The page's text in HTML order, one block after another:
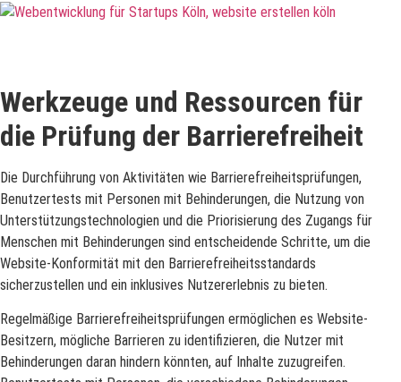
Werkzeuge und Ressourcen für
die Prüfung der Barrierefreiheit
Die Durchführung von Aktivitäten wie Barrierefreiheitsprüfungen,
Benutzertests mit Personen mit Behinderungen, die Nutzung von
Unterstützungstechnologien und die Priorisierung des Zugangs für
Menschen mit Behinderungen sind entscheidende Schritte, um die
Website-Konformität mit den Barrierefreiheitsstandards
sicherzustellen und ein inklusives Nutzererlebnis zu bieten.
Regelmäßige Barrierefreiheitsprüfungen ermöglichen es Website-
Besitzern, mögliche Barrieren zu identifizieren, die Nutzer mit
Behinderungen daran hindern könnten, auf Inhalte zuzugreifen.